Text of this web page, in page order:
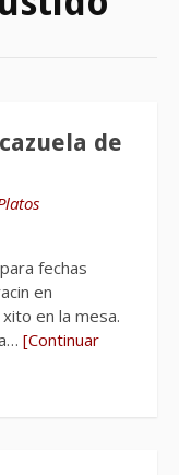
de
fechas
en
en la mesa.
[Continuar